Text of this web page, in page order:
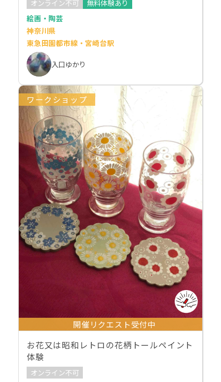
オンライン不可
無料体験あり
絵画・陶芸
神奈川県
東急田園都市線・宮崎台駅
入口ゆかり
ワークショップ
開催リクエスト受付中
お花又は昭和レトロの花柄トールペイント
体験
オンライン不可